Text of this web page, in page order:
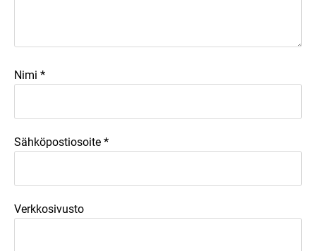
Nimi *
Sähköpostiosoite *
Verkkosivusto